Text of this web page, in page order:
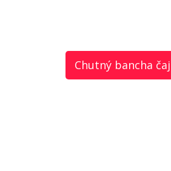
Chutný bancha čaj